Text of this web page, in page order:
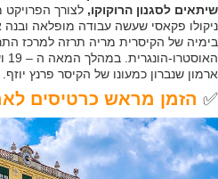
שיתאים לסגנון הרוקוקו, לצורך
ניקולו פקאסי שעשה עבודה מופלאה
בימיה של הקיסרית מריה תרזה למרכז
ארמון שנברון כמעונו של הקיסר פרנץ יוזף.
✅ הזמן מראש כרטיסים